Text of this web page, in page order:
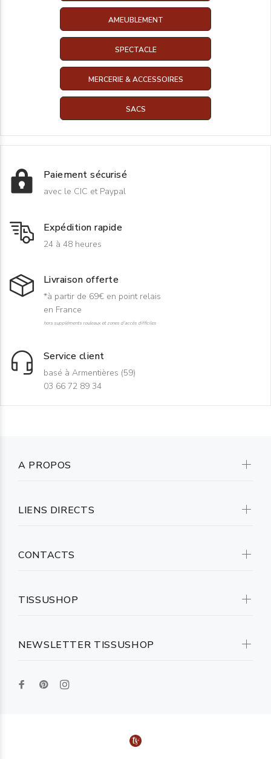
AMEUBLEMENT
SPECTACLE
MERCERIE & ACCESSOIRES
SACS
Paiement sécurisé
avec le CIC et Paypal
Expédition rapide
24 à 48 heures
Livraison offerte
*à partir de 69€ en point relais
en France
hors suppléments rouleaux et zones d'accès difficiles
Service client
basé à Armentières (59)
03 66 72 89 34
NEWSLETTER TISSUSHOP
A PROPOS
LIENS DIRECTS
CONTACTS
TISSUSHOP